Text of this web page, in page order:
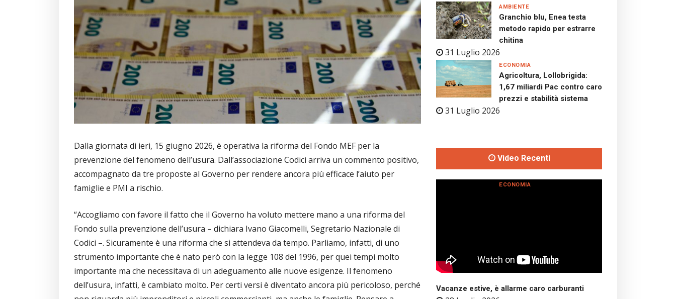
Dalla giornata di ieri, 15 giugno 2026, è operativa la riforma del Fondo MEF per la
prevenzione del fenomeno dell’usura. Dall’associazione Codici arriva un commento positivo,
accompagnato da tre proposte al Governo per rendere ancora più efficace l’aiuto per
famiglie e PMI a rischio.
“Accogliamo con favore il fatto che il Governo ha voluto mettere mano a una riforma del
Fondo sulla prevenzione dell’usura – dichiara Ivano Giacomelli, Segretario Nazionale di
Codici –. Sicuramente è una riforma che si attendeva da tempo. Parliamo, infatti, di uno
strumento importante che è nato però con la legge 108 del 1996, per quei tempi molto
importante ma che necessitava di un adeguamento alle nuove esigenze. Il fenomeno
dell’usura, infatti, è cambiato molto. Per certi versi è diventato ancora più pericoloso, perché
Granchio blu, Enea testa
metodo rapido per estrarre
chitina
31 Luglio 2026
AMBIENTE
Agricoltura, Lollobrigida:
1,67 miliardi Pac contro caro
prezzi e stabilità sistema
31 Luglio 2026
ECONOMIA
Video Recenti
Vacanze estive, è allarme caro carburanti
ECONOMIA